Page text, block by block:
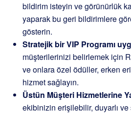
bildirim isteyin ve görünürlük
yaparak bu geri bildirimlere
gösterin.
Stratejik bir VIP Programı
müşterilerinizi belirlemek için
ve onlara özel ödüller, erken
hizmet sağlayın.
Üstün Müşteri Hizmetlerine
ekibinizin erişilebilir, duyarlı ve